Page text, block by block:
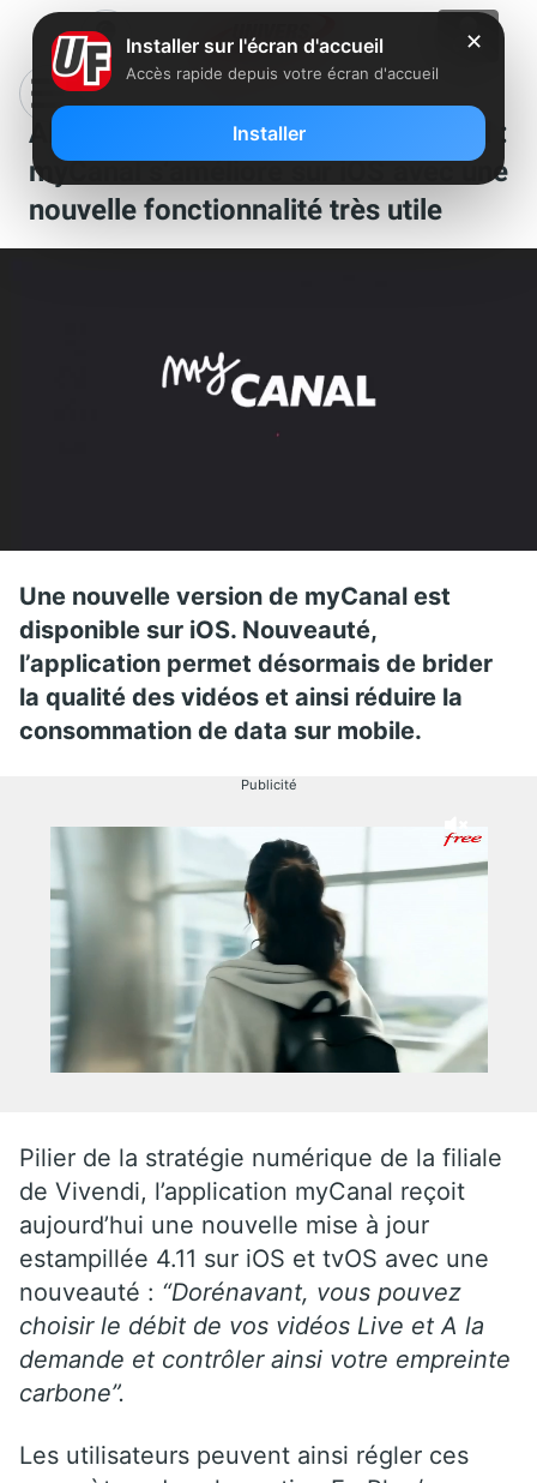
Abonnés Freebox avec TV by Canal :
myCanal s’améliore sur iOS avec une
nouvelle fonctionnalité très utile
Une nouvelle version de myCanal est
disponible sur iOS. Nouveauté,
l’application permet désormais de brider
la qualité des vidéos et ainsi réduire la
consommation de data sur mobile.
Publicité
Pilier de la stratégie numérique de la filiale
de Vivendi, l’application myCanal reçoit
aujourd’hui une nouvelle mise à jour
estampillée 4.11 sur iOS et tvOS avec une
nouveauté : “Dorénavant, vous pouvez
choisir le débit de vos vidéos Live et A la
demande et contrôler ainsi votre empreinte
carbone”.
Les utilisateurs peuvent ainsi régler ces
✕
Installer sur l'écran d'accueil
Accès rapide depuis votre écran d'accueil
Installer